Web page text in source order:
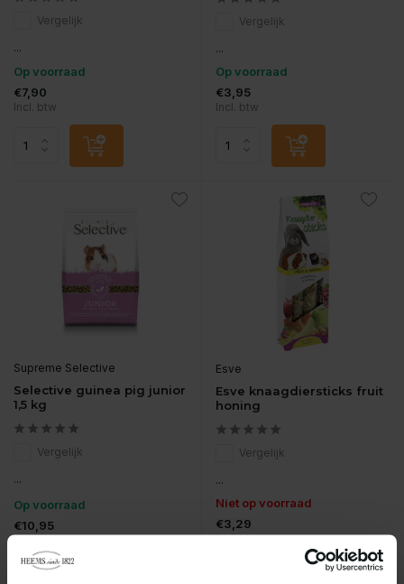
Vergelijk
...
Op voorraad
€7,90
Incl. btw
Vergelijk
...
Op voorraad
€3,95
Incl. btw
Supreme Selective
Selective guinea pig junior
1,5 kg
Vergelijk
...
Op voorraad
€10,95
Esve
Esve knaagdiersticks fruit
honing
Vergelijk
...
Niet op voorraad
€3,29
Incl. btw